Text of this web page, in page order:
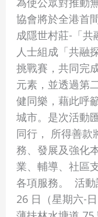
協會將於全港首
成隱世村莊-「共
人士組成「共融
挑戰賽，共同完
元素，並透過第
健同樂，藉此呼
城市。是次活動
同行， 所得善款
務、發展及強化
業、輔導、社區
各項服務。 活
26 日（星期六-
索
共
融
村》
挑
戰
賽
25-
26/11/2023